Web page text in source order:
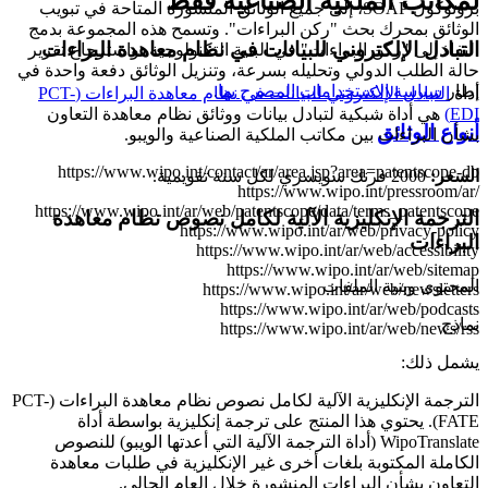
بروتوكول SOAP، إلى جميع الوثائق المنشورة المتاحة في تبويب
الوثائق بمحرك بحث "ركن البراءات". وتسمح هذه المجموعة بدمج
النفاذ إلى "ركن البراءات" في البنية التكنولوجية، واسترجاع تقرير
حالة الطلب الدولي وتحليله بسرعة، وتنزيل الوثائق دفعة واحدة في
إطارسياسة الاستخدامات المصرح بها.
أنواع الوثائق
السعر:2000 فرنك سويسري لكل سنة تقويمية.
الترجمة الإنكليزية الآلية لكامل نصوص نظام معاهدة
البراءات
المحتوى وبنية الملفات
نماذج
يشمل ذلك:
الترجمة الإنكليزية الآلية لكامل نصوص نظام معاهدة البراءات (PCT-
FATE).
يحتوي هذا المنتج على ترجمة إنكليزية بواسطة أداة
WipoTranslate (أداة الترجمة الآلية التي أعدتها الويبو) للنصوص
الكاملة المكتوبة بلغات أخرى غير الإنكليزية في طلبات معاهدة
التعاون بشأن البراءات المنشورة خلال العام الحالي.
التبادل الإلكتروني للبيانات في نظام معاهدة البراءات
أداة
التبادل الإلكتروني للبيانات في نظام معاهدة البراءات (PCT-
EDI) هي أداة شبكية لتبادل بيانات ووثائق نظام معاهدة التعاون
بشأن البراءات بين مكاتب الملكية الصناعية والويبو.
https://www.wipo.int/contact/ar/area.jsp?area=patentscope-db
https://www.wipo.int/pressroom/ar/
https://www.wipo.int/ar/web/patentscope/data/terms_patentscope
https://www.wipo.int/ar/web/privacy-policy
https://www.wipo.int/ar/web/accessibility
https://www.wipo.int/ar/web/sitemap
https://www.wipo.int/ar/web/newsletters
https://www.wipo.int/ar/web/podcasts
https://www.wipo.int/ar/web/news/rss